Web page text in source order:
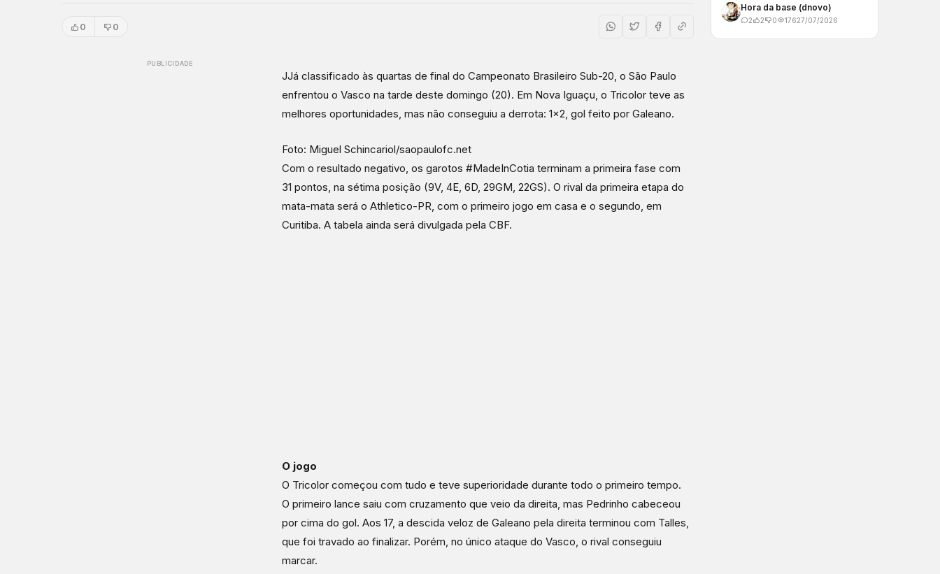
0 0
PUBLICIDADE
JJá classificado às quartas de final do Campeonato Brasileiro Sub-20, o São Paulo
enfrentou o Vasco na tarde deste domingo (20). Em Nova Iguaçu, o Tricolor teve as
melhores oportunidades, mas não conseguiu a derrota: 1×2, gol feito por Galeano.
Foto: Miguel Schincariol/saopaulofc.net
Com o resultado negativo, os garotos #MadeInCotia terminam a primeira fase com
31 pontos, na sétima posição (9V, 4E, 6D, 29GM, 22GS). O rival da primeira etapa do
mata-mata será o Athletico-PR, com o primeiro jogo em casa e o segundo, em
Curitiba. A tabela ainda será divulgada pela CBF.
O jogo
O Tricolor começou com tudo e teve superioridade durante todo o primeiro tempo.
O primeiro lance saiu com cruzamento que veio da direita, mas Pedrinho cabeceou
por cima do gol. Aos 17, a descida veloz de Galeano pela direita terminou com Talles,
que foi travado ao finalizar. Porém, no único ataque do Vasco, o rival conseguiu
marcar.
Hora da base (dnovo)
2 2 0 17627/07/2026